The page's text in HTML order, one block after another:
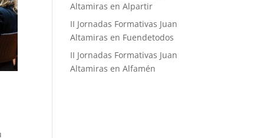
Altamiras en Alpartir
II Jornadas Formativas Juan
Altamiras en Fuendetodos
II Jornadas Formativas Juan
Altamiras en Alfamén